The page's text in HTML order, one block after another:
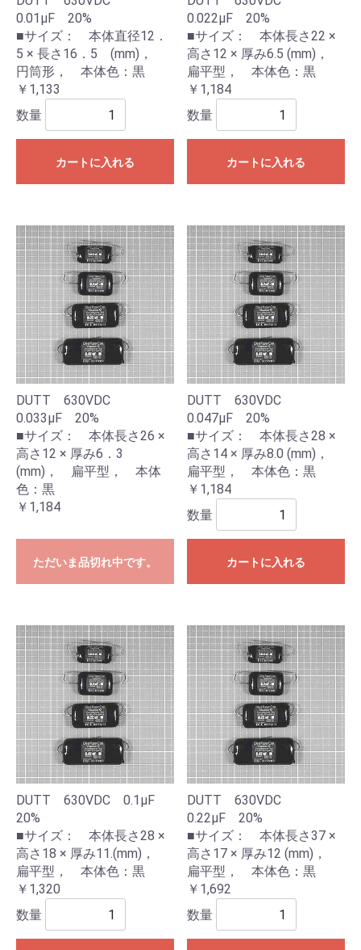
0.01μF 20%
■サイズ： 本体直径12．
5 × 長さ16．5 (mm)，
円筒形， 本体色：黒
￥1,133
数量
カートに入れる
0.022μF 20%
■サイズ： 本体長さ22 ×
高さ12 × 厚み6.5 (mm)，
扁平型， 本体色：黒
￥1,184
数量
カートに入れる
DUTT 630VDC
0.033μF 20%
■サイズ： 本体長さ26 ×
高さ12 × 厚み6．3
(mm)， 扁平型， 本体
色：黒
￥1,184
ただいま品切れ中です。
DUTT 630VDC
0.047μF 20%
■サイズ： 本体長さ28 ×
高さ14 × 厚み8.0 (mm)，
扁平型， 本体色：黒
￥1,184
数量
カートに入れる
DUTT 630VDC 0.1μF
20%
■サイズ： 本体長さ28 ×
高さ18 × 厚み11.(mm)，
扁平型， 本体色：黒
￥1,320
数量
DUTT 630VDC
0.22μF 20%
■サイズ： 本体長さ37 ×
高さ17 × 厚み12 (mm)，
扁平型， 本体色：黒
￥1,692
数量